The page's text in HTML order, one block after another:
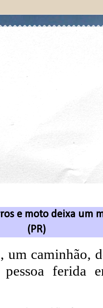
e moto deixa um
(PR)
um caminhão,
ferida